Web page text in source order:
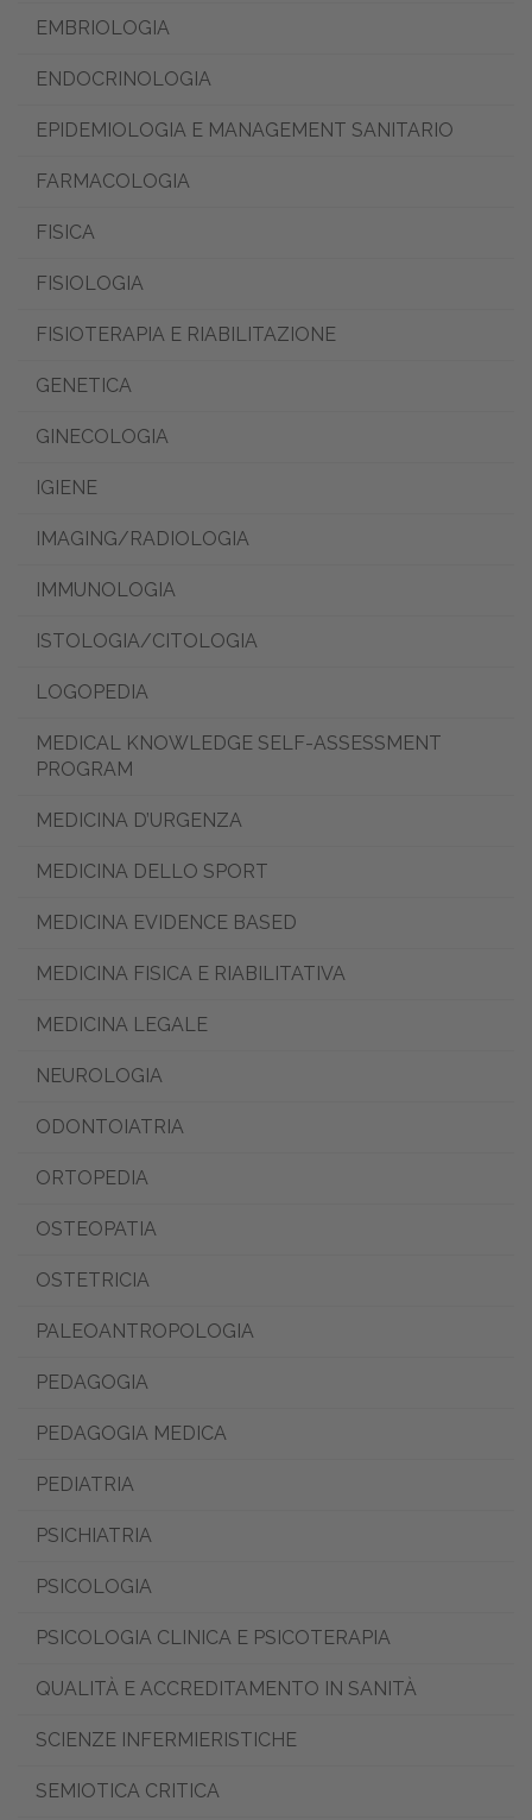
EMBRIOLOGIA
ENDOCRINOLOGIA
EPIDEMIOLOGIA E MANAGEMENT SANITARIO
FARMACOLOGIA
FISICA
FISIOLOGIA
FISIOTERAPIA E RIABILITAZIONE
GENETICA
GINECOLOGIA
IGIENE
IMAGING/RADIOLOGIA
IMMUNOLOGIA
ISTOLOGIA/CITOLOGIA
LOGOPEDIA
MEDICAL KNOWLEDGE SELF-ASSESSMENT
PROGRAM
MEDICINA D’URGENZA
MEDICINA DELLO SPORT
MEDICINA EVIDENCE BASED
MEDICINA FISICA E RIABILITATIVA
MEDICINA LEGALE
NEUROLOGIA
ODONTOIATRIA
ORTOPEDIA
OSTEOPATIA
OSTETRICIA
PALEOANTROPOLOGIA
PEDAGOGIA
PEDAGOGIA MEDICA
PEDIATRIA
PSICHIATRIA
PSICOLOGIA
PSICOLOGIA CLINICA E PSICOTERAPIA
QUALITÀ E ACCREDITAMENTO IN SANITÀ
SCIENZE INFERMIERISTICHE
SEMIOTICA CRITICA